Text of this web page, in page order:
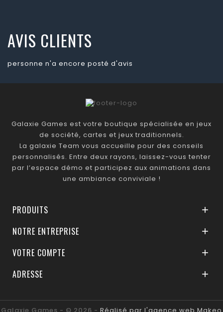
AVIS CLIENTS
personne n'a encore posté d'avis
Galaxie Games est votre boutique spécialisée en jeux
de société, cartes et jeux traditionnels.
La galaxie Team vous accueille pour des conseils
personnalisés. Entre deux rayons, laissez-vous tenter
par l’espace démo et participez aux animations dans
une ambiance conviviale !
PRODUITS 
NOTRE ENTREPRISE 
VOTRE COMPTE 
ADRESSE 